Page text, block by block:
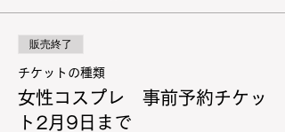
販売終了
チケットの種類
女性コスプレ 事前予約チケッ
ト2月9日まで